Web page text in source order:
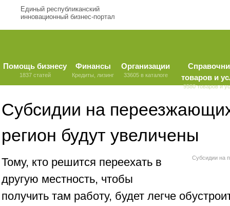
Единый республиканский
инновационный бизнес-портал
Помощь бизнесу
1837 статей
Финансы
Кредиты, лизинг
Организации
33605 в каталоге
товаров и
9580 товаров и
Субсидии на
регион будут увеличены
Субсидии на
Тому, кто решится переехать в
другую местность, чтобы
получить там работу, будет легче